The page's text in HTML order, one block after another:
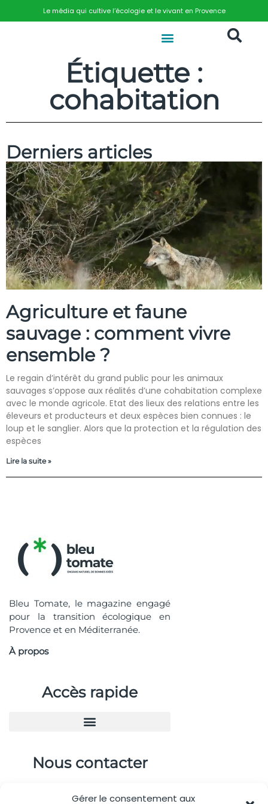
Gérer le consentement aux
Le média qui cultive l’écologie et le vivant en Provence
Étiquette :
cohabitation
Derniers articles
Agriculture et faune
sauvage : comment vivre
ensemble ?
Le regain d’intérêt du grand public pour les animaux
sauvages s’oppose aux réalités d’une cohabitation complexe
avec le monde agricole. Etat des lieux des relations entre les
éleveurs et producteurs et deux espèces bien connues : le
loup et le sanglier. Alors que la protection et la régulation des
espèces
Lire la suite »
Bleu Tomate, le magazine engagé
pour la transition écologique en
Provence et en Méditerranée.
À propos
Accès rapide
Nous contacter